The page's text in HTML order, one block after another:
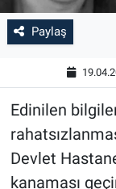
Paylaş
Edinilen
Devlet
kanaması